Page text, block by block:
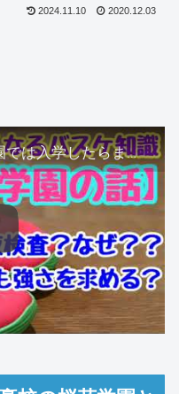
2024.11.10 2020.12.03
【桜花学園の話】❶桜花学園では入学したらまず血液検査？❷うまさよりも強さを求める？？